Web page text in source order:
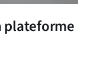
plateforme